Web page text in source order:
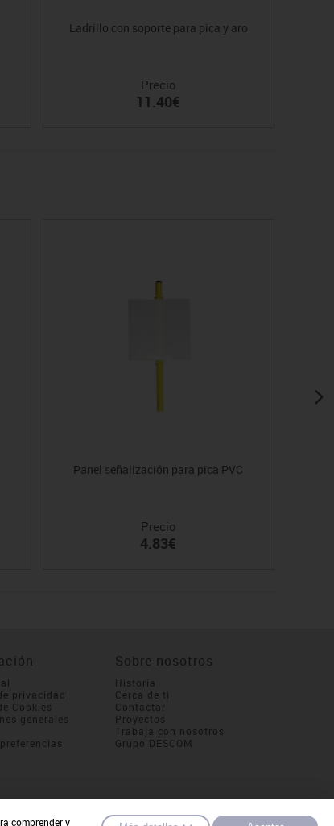
Ladrillo con soporte para pica y aro
Precio
11.40€
Panel señalización para pica PVC
Precio
4.83€
privacidad
Cookies
generales
Sobre nosotros
Historia
Cerca de ti
Contactar
Proyectos
Trabaja con nosotros
Grupo DESCOM
comprender y